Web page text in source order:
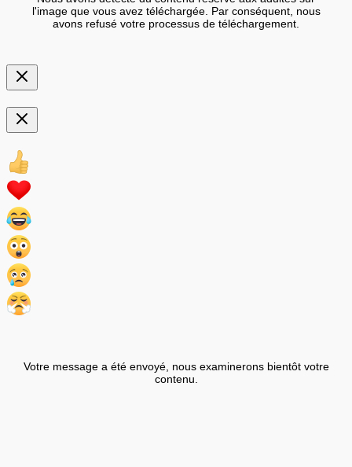
l'image que vous avez téléchargée. Par conséquent, nous
avons refusé votre processus de téléchargement.
Votre message a été envoyé, nous examinerons bientôt votre
contenu.